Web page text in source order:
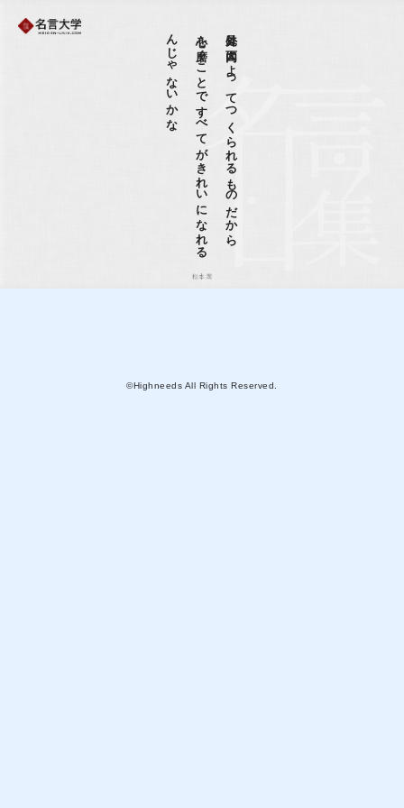
外見は内面によってつくられるものだから、
心を
磨く
こ
と
で
す
べ
て
が
き
れ
い
に
な
れ
る
ん
じ
ゃ
な
い
か
な
松本潤
©Highneeds All Rights Reserved.